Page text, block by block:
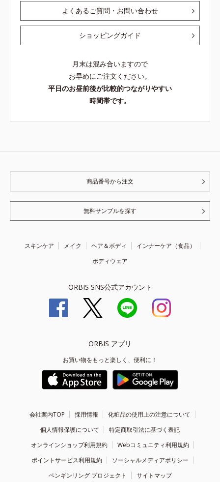
よくあるご質問・お問い合わせ
ショッピングガイド
月末は混み合いますので
お早めにご注文ください。
平日のお昼前後が比較的つながりやすい
時間帯です。
商品番号から注文
無料サンプルを探す
スキンケア メイク ヘア＆ボディ
インナーケア（食品）
ボディウェア
ORBIS SNS公式アカウント
ORBIS アプリ
お買い物をもっと楽しく、便利に！
会社案内TOP 採用情報
化粧品の使用上の注意について
個人情報保護について
特定商取引法に基づく表記
オンラインショップ利用規約
Webコミュニティ利用規約
ポイントサービス利用規約
ソーシャルメディアポリシー
ペンギンリング プロジェクト
サイトマップ